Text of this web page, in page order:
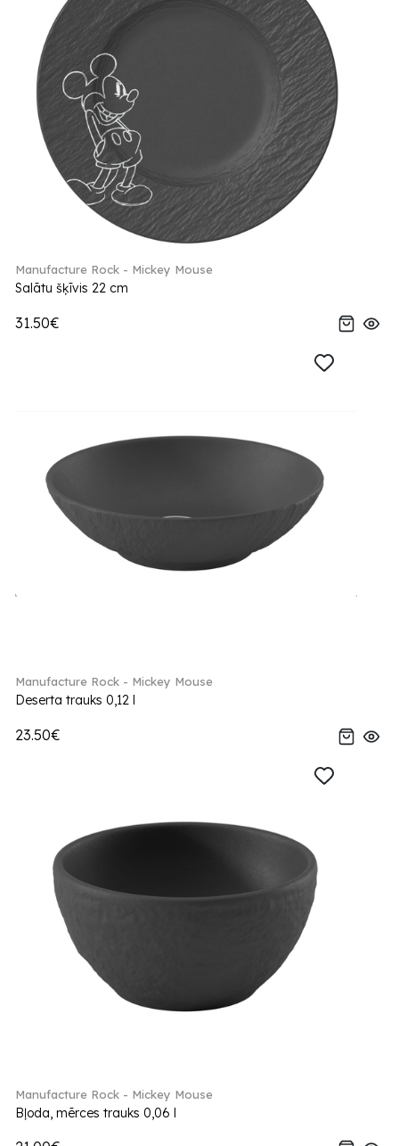
Manufacture Rock - Mickey Mouse
Salātu šķīvis 22 cm
31.50€
Manufacture Rock - Mickey Mouse
Deserta trauks 0,12 l
23.50€
Manufacture Rock - Mickey Mouse
Bļoda, mērces trauks 0,06 l